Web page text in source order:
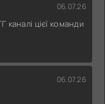
06.07.26
цієї команди
06.07.26